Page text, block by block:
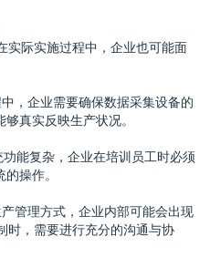
实际实施过程中，企业也可能面
，企业需要确保数据采集设备的
真实反映生产状况。
能复杂，企业在培训员工时必须
操作。
管理方式，企业内部可能会出现
时，需要进行充分的沟通与协